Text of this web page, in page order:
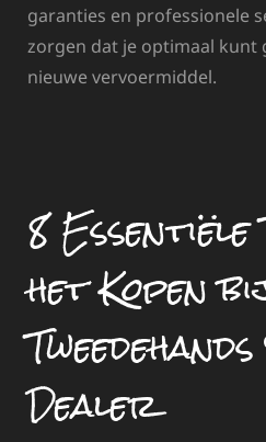
garanties en professionele
zorgen dat je optimaal kunt
nieuwe vervoermiddel.
8
het Kopen
Dealer